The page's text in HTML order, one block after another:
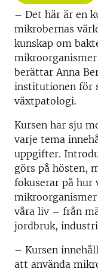
– Det här är en
mikrobernas
kunskap om
berättar Anna
institutionen för
växtpatologi.
Kursen har sju
varje tema
uppgifter.
görs på hösten,
fokuserar på hur
våra liv – från
jordbruk,
– Kursen
att använda